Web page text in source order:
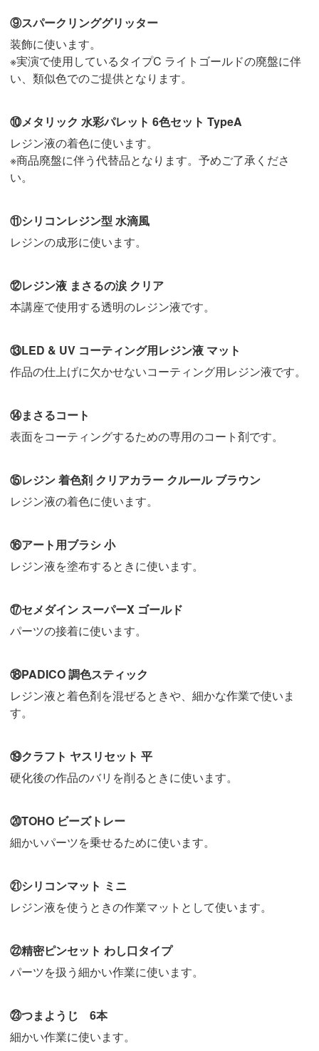
⑨スパークリンググリッター
装飾に使います。
※実演で使用しているタイプC ライトゴールドの廃盤に伴
い、類似色でのご提供となります。
⑩メタリック 水彩パレット 6色セット TypeA
レジン液の着色に使います。
※商品廃盤に伴う代替品となります。予めご了承くださ
い。
⑪シリコンレジン型 水滴風
レジンの成形に使います。
⑫レジン液 まさるの涙 クリア
本講座で使用する透明のレジン液です。
⑬LED & UV コーティング用レジン液 マット
作品の仕上げに欠かせないコーティング用レジン液です。
⑭まさるコート
表面をコーティングするための専用のコート剤です。
⑮レジン 着色剤 クリアカラー クルール ブラウン
レジン液の着色に使います。
⑯アート用ブラシ 小
レジン液を塗布するときに使います。
⑰セメダイン スーパーX ゴールド
パーツの接着に使います。
⑱PADICO 調色スティック
レジン液と着色剤を混ぜるときや、細かな作業で使いま
す。
⑲クラフト ヤスリセット 平
硬化後の作品のバリを削るときに使います。
⑳TOHO ビーズトレー
細かいパーツを乗せるために使います。
㉑シリコンマット ミニ
レジン液を使うときの作業マットとして使います。
㉒精密ピンセット わし口タイプ
パーツを扱う細かい作業に使います。
㉓つまようじ 6本
細かい作業に使います。